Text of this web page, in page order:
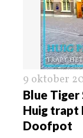
9 oktober
Blue Tiger
Huig trapt
Doofpot